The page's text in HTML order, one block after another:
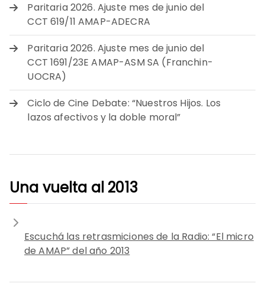
Paritaria 2026. Ajuste mes de junio del
CCT 619/11 AMAP-ADECRA
Paritaria 2026. Ajuste mes de junio del
CCT 1691/23E AMAP-ASM SA (Franchin-
UOCRA)
Ciclo de Cine Debate: “Nuestros Hijos. Los
lazos afectivos y la doble moral”
Una vuelta al 2013
Escuchá las retrasmiciones de la Radio: “El micro
de AMAP” del año 2013